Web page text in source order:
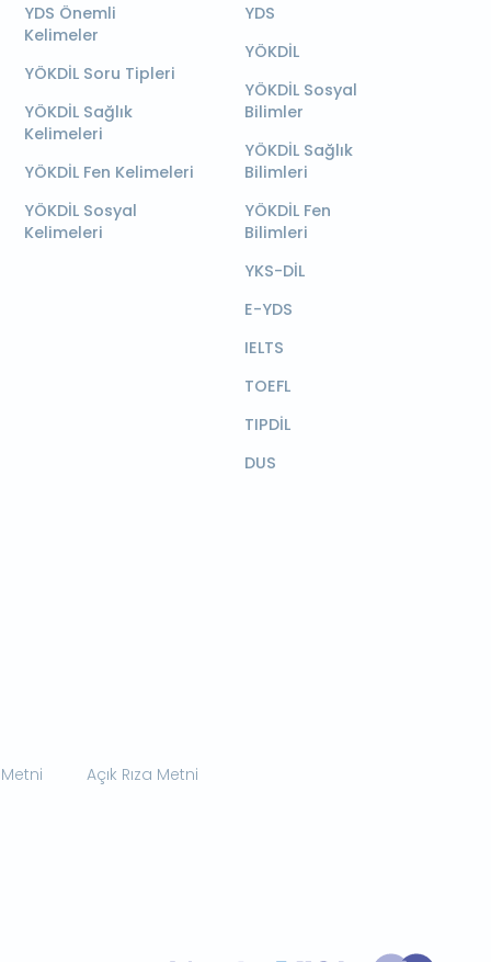
YDS Önemli
Kelimeler
YÖKDİL Soru Tipleri
YÖKDİL Sağlık
Kelimeleri
YÖKDİL Fen Kelimeleri
YÖKDİL Sosyal
Kelimeleri
YDS
YÖKDİL
YÖKDİL Sosyal
Bilimler
YÖKDİL Sağlık
Bilimleri
YÖKDİL Fen
Bilimleri
YKS-DİL
E-YDS
IELTS
TOEFL
TIPDİL
DUS
Açık Rıza Metni